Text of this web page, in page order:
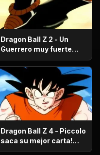
Dragon Ball Z 2 - Un
Guerrero muy fuerte
con antecedentes
históricos; se trata del
hermano mayor de
Goku.
Dragon Ball Z 4 - Piccolo
saca su mejor carta!
Gohan, un niño llorón.